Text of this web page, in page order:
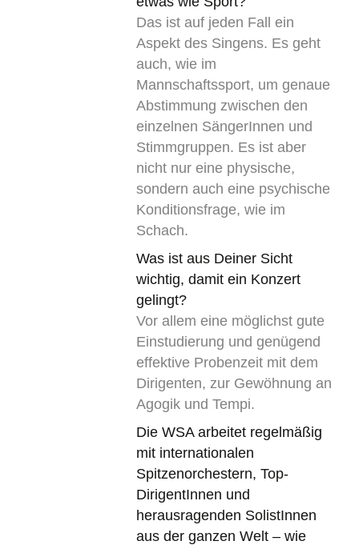
Das ist auf jeden Fall ein
Aspekt des Singens. Es geht
auch, wie im
Mannschaftssport, um genaue
Abstimmung zwischen den
einzelnen SängerInnen und
Stimmgruppen. Es ist aber
nicht nur eine physische,
sondern auch eine psychische
Konditionsfrage, wie im
Schach.
Was ist aus Deiner Sicht
wichtig, damit ein Konzert
gelingt?
Vor allem eine möglichst gute
Einstudierung und genügend
effektive Probenzeit mit dem
Dirigenten, zur Gewöhnung an
Agogik und Tempi.
Die WSA arbeitet regelmäßig
mit internationalen
Spitzenorchestern, Top-
DirigentInnen und
herausragenden SolistInnen
aus der ganzen Welt – wie